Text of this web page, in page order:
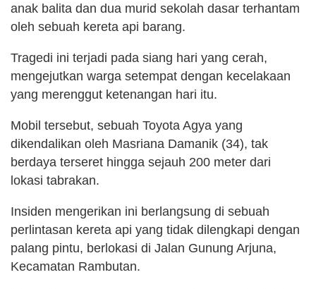
anak balita dan dua murid sekolah dasar terhantam
oleh sebuah kereta api barang.
Tragedi ini terjadi pada siang hari yang cerah,
mengejutkan warga setempat dengan kecelakaan
yang merenggut ketenangan hari itu.
Mobil tersebut, sebuah Toyota Agya yang
dikendalikan oleh Masriana Damanik (34), tak
berdaya terseret hingga sejauh 200 meter dari
lokasi tabrakan.
Insiden mengerikan ini berlangsung di sebuah
perlintasan kereta api yang tidak dilengkapi dengan
palang pintu, berlokasi di Jalan Gunung Arjuna,
Kecamatan Rambutan.